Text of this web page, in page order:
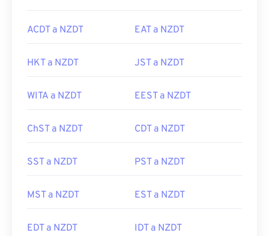
ACDT a NZDT EAT a NZDT
HKT a NZDT JST a NZDT
WITA a NZDT EEST a NZDT
ChST a NZDT CDT a NZDT
SST a NZDT PST a NZDT
MST a NZDT EST a NZDT
EDT a NZDT IDT a NZDT